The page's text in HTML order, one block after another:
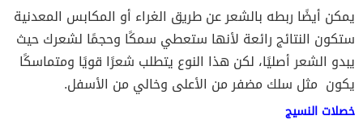
يمكن أيضًا ربطه بالشعر عن طريق الغراء أو المكابس المعدنية
ستكون النتائج رائعة لأنها ستعطي سمكًا وحجمًا لشعرك حيث
يبدو الشعر أصليًا، لكن هذا النوع يتطلب شعرًا قويًا ومتماسكًا
يكون مثل سلك مضفر من الأعلى وخالي من الأسفل.
خصلات النسيج